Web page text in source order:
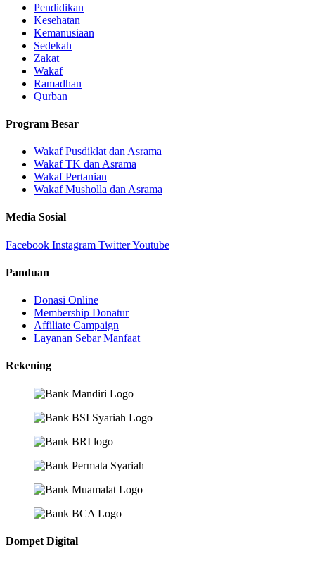
Pendidikan
Kesehatan
Kemanusiaan
Sedekah
Zakat
Wakaf
Ramadhan
Qurban
Program Besar
Wakaf Pusdiklat dan Asrama
Wakaf TK dan Asrama
Wakaf Pertanian
Wakaf Musholla dan Asrama
Media Sosial
Facebook Instagram TwitterYoutube
Panduan
Donasi Online
Membership Donatur
Affiliate Campaign
Layanan Sebar Manfaat
Rekening
Dompet Digital